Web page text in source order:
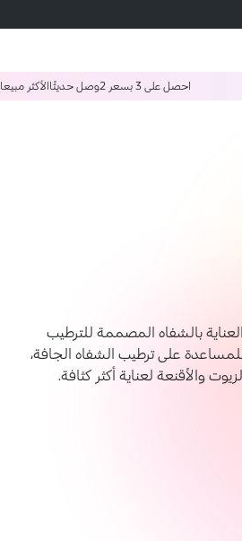
احصل على 3 بسعر 2 وصل حديثًاالأكثر مبيعا
بالشفاه المصممة للترطيب
على ترطيب الشفاه الجافة،
والأقنعة لعناية أكثر كثافة.